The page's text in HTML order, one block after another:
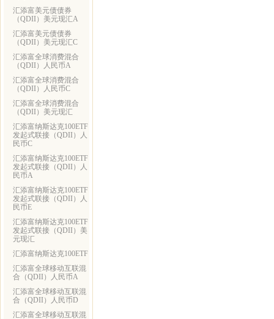
汇添富美元债债券
（QDII）美元现汇A
汇添富美元债债券
（QDII）美元现汇C
汇添富全球消费混合
（QDII）人民币A
汇添富全球消费混合
（QDII）人民币C
汇添富全球消费混合
（QDII）美元现汇
汇添富纳斯达克100ETF
发起式联接（QDII）人
民币C
汇添富纳斯达克100ETF
发起式联接（QDII）人
民币A
汇添富纳斯达克100ETF
发起式联接（QDII）人
民币E
汇添富纳斯达克100ETF
发起式联接（QDII）美
元现汇
汇添富纳斯达克100ETF
汇添富全球移动互联混
合（QDII）人民币A
汇添富全球移动互联混
合（QDII）人民币D
汇添富全球移动互联混